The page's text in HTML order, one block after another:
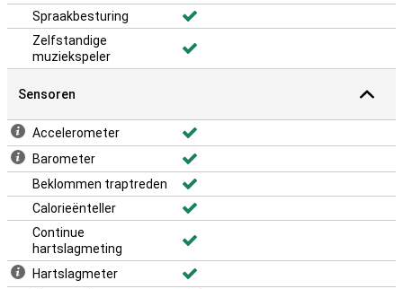
Spraakbesturing
Zelfstandige
muziekspeler
Sensoren
Accelerometer
Barometer
Beklommen traptreden
Calorieënteller
Continue
hartslagmeting
Hartslagmeter